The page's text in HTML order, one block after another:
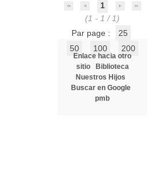
1
(1 - 1 / 1)
Par page :
25
50
100 200
Enlace hacia otro
sitio
Biblioteca
Nuestros Hijos
Buscar en Google
pmb